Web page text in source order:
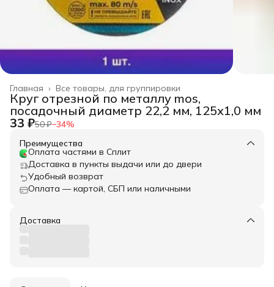
Все товары, для группировки
Главная ›
Круг отрезной по металлу mos,
посадочный диаметр 22,2 мм, 125х1,0 мм
33 ₽50 ₽−34%
Преимущества
Оплата частями в Сплит
Доставка в пункты выдачи или до двери
Удобный возврат
Оплата — картой, СБП или наличными
Доставка